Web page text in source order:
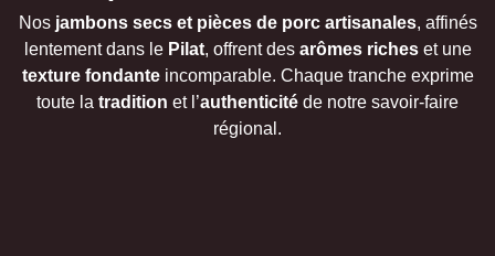
Nos jambons secs et pièces de porc artisanales, affinés
lentement dans le Pilat, offrent des arômes richeset une
texture fondanteincomparable. Chaque tranche exprime
toute la tradition et l’authenticité de notre savoir-faire
régional.